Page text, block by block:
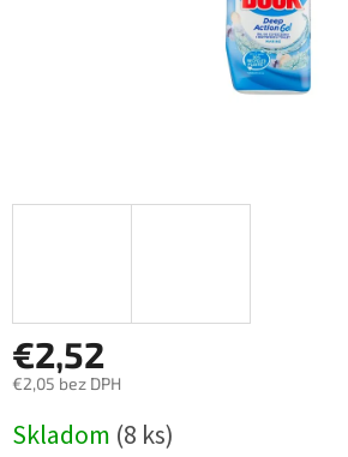
€2,52
€2,05 bez DPH
cena:
Skladom (8 ks)